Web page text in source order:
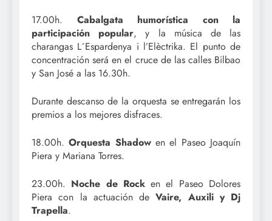
17.00h. Cabalgata humorística con la
participación popular, y la música de las
charangas L´Espardenya i l’Elèctrika. El punto de
concentración será en el cruce de las calles Bilbao
y San José a las 16.30h.
Durante descanso de la orquesta se entregarán los
premios a los mejores disfraces.
18.00h.Orquesta Shadowen el Paseo Joaquín
Piera y Mariana Torres.
23.00h. Noche de Rocken el Paseo Dolores
Piera con la actuación deVaire, Auxili y Dj
Trapella.